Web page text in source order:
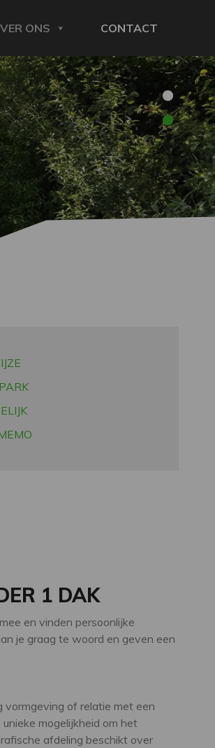
ONS CONTACT
1 DAK
en vinden persoonlijke
je graag te woord en geven een
vormgeving of relatie met een
mogelijkheid om het
afdeling beschikt over